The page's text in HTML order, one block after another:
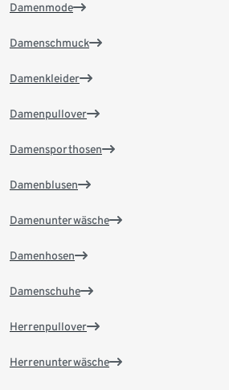
Damenmode
Damenschmuck
Damenkleider
Damenpullover
Damensporthosen
Damenblusen
Damenunterwäsche
Damenhosen
Damenschuhe
Herrenpullover
Herrenunterwäsche